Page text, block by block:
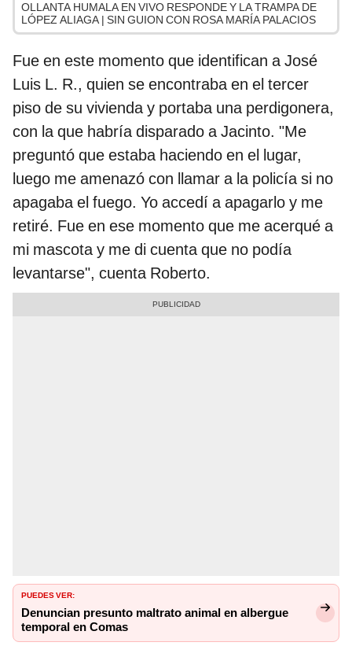
OLLANTA HUMALA EN VIVO RESPONDE Y LA TRAMPA DE
LÓPEZ ALIAGA | SIN GUION CON ROSA MARÍA PALACIOS
Fue en este momento que identifican a José
Luis L. R., quien se encontraba en el tercer
piso de su vivienda y portaba una perdigonera,
con la que habría disparado a Jacinto. "Me
preguntó que estaba haciendo en el lugar,
luego me amenazó con llamar a la policía si no
apagaba el fuego. Yo accedí a apagarlo y me
retiré. Fue en ese momento que me acerqué a
mi mascota y me di cuenta que no podía
levantarse", cuenta Roberto.
PUEDES VER:
Denuncian presunto maltrato animal en albergue
temporal en Comas